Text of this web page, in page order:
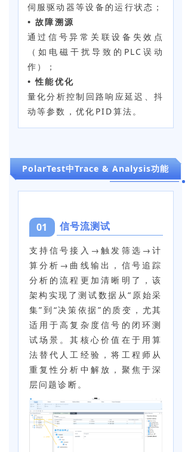
伺服驱动器等设备的运行状态；
• 故障溯源
通过信号异常关联设备失效点
（如电磁干扰导致的PLC误动
作）；
• 性能优化
量化分析控制回路响应延迟、抖
动等参数，优化PID算法。
PolarTest中Trace & Analysis功能
01 信号流测试
支持信号接入→触发筛选→计
算分析→ 曲线输出，信号追踪
分析的流程更加清晰明了，该
架构实现了测试数据从“原始采
集”到“决策依据”的质变，尤其
适用于高复杂度信号的闭环测
试场景。其核心价值在于用算
法替代人工经验，将工程师从
重复性分析中解放，聚焦于深
层问题诊断。